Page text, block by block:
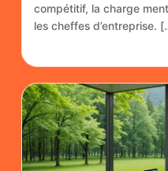
compétitif, la charge
les cheffes d’entreprise.